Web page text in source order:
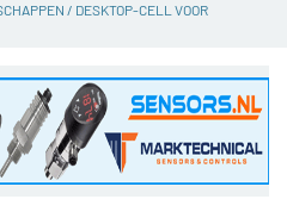
/ DESKTOP-CELL VOOR